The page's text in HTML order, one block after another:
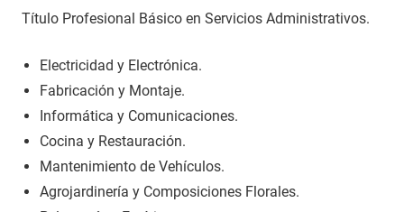
Título Profesional Básico en Servicios Administrativos.
Electricidad y Electrónica.
Fabricación y Montaje.
Informática y Comunicaciones.
Cocina y Restauración.
Mantenimiento de Vehículos.
Agrojardinería y Composiciones Florales.